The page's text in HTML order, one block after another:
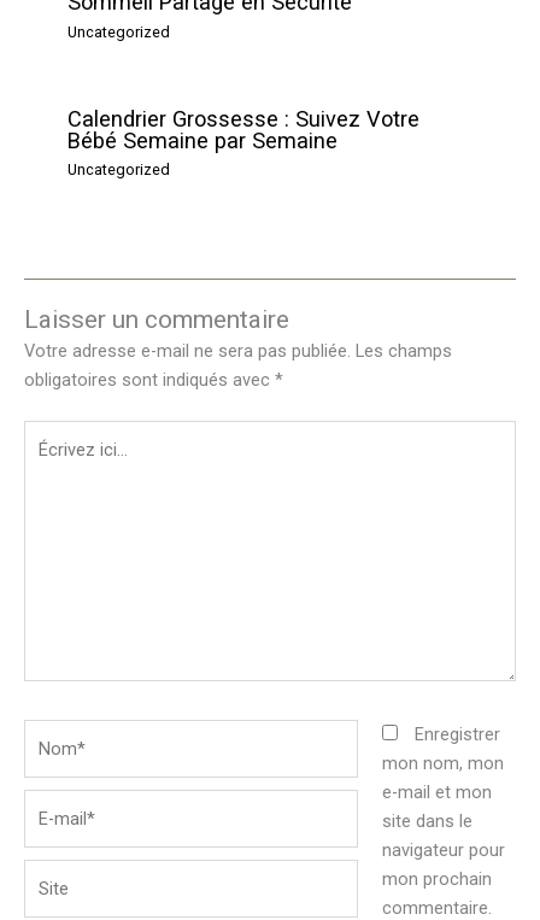
Uncategorized
Calendrier Grossesse : Suivez Votre
Bébé Semaine par Semaine
Uncategorized
Laisser un commentaire
Votre adresse e-mail ne sera pas publiée. Les champs
obligatoires sont indiqués avec *
Écrivez
ici…
mail*
Enregistrer
mon nom, mon
e-mail et mon
site dans le
navigateur pour
mon prochain
commentaire.